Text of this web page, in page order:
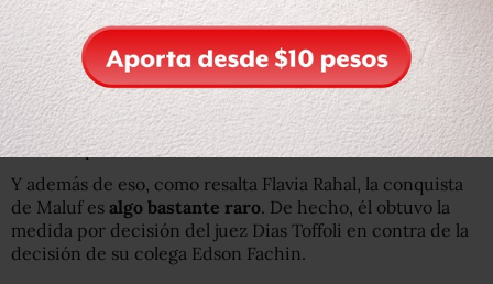
sociales imágenes suyas haciendo ejercicio, lo que podría
complicar la aprobación de un pedido similar.
4 motivos por los que Lula da Silva sigue siendo el
político más popular de Brasil pese a su condena por
corrupción
Y además de eso, como resalta Flavia Rahal, la conquista
de Maluf es algo bastante raro. De hecho, él obtuvo la
medida por decisión del juez Dias Toffoli en contra de la
decisión de su colega Edson Fachin.